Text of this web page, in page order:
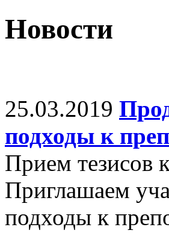
Новости
25.03.2019
подходы к
Прием тезисов
Приглашаем
подходы к